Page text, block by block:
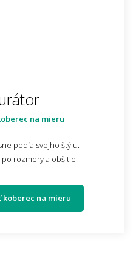
na mieru
podľa svojho štýlu.
rozmery a obšitie.
koberec na mieru